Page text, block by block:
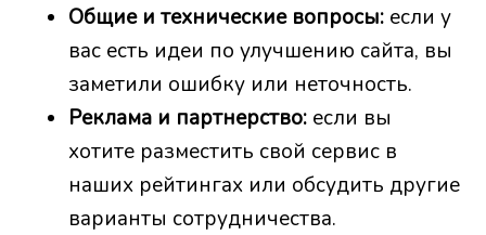
Общие и технические вопросы: если у
вас есть идеи по улучшению сайта, вы
заметили ошибку или неточность.
Реклама и партнерство: если вы
хотите разместить свой сервис в
наших рейтингах или обсудить другие
варианты сотрудничества.